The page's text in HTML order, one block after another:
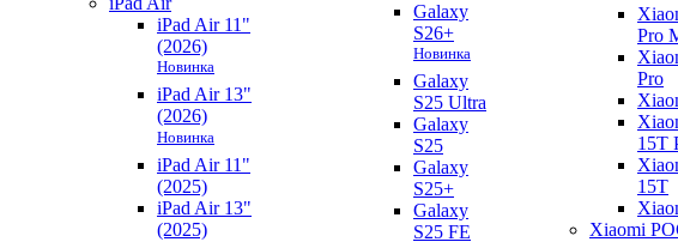
iPad Air 11"
(2026)
Новинка
iPad Air 13"
(2026)
Новинка
iPad Air 11"
(2025)
iPad Air 13"
(2025)
Galaxy
S26+
Новинка
Galaxy
S25 Ultra
Galaxy
S25
Galaxy
S25+
Galaxy
S25 FE
Pro
Pro
15T
15T
Xiaomi